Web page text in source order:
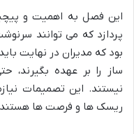
این فصل به اهمیت و
پردازد که می توانند
بود که مدیران در نهایت
ساز را بر عهده بگیرند،
نیستند. این تصمیمات
ریسک ها و فرصت ها